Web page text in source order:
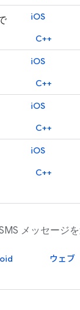
iOS
C++
iOS
C++
iOS
C++
iOS
C++
メッセージ
ウェブ